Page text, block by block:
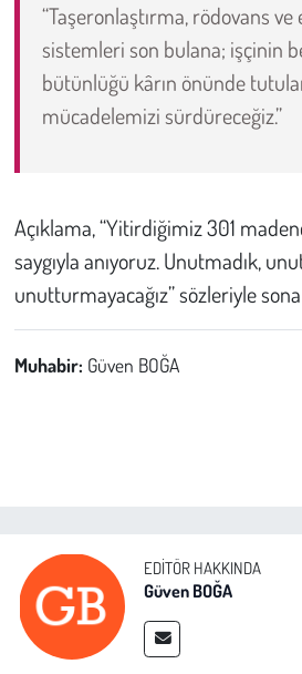
“Taşeronlaştırma, rödovans ve
sistemleri son bulana; işçinin
bütünlüğü kârın önünde
mücadelemizi sürdüreceğiz.”
Açıklama, “Yitirdiğimiz 301
saygıyla anıyoruz. Unutmadık,
unutturmayacağız” sözleriyle
Muhabir: Güven BOĞA
EDITÖR HAKKINDA
Güven BOĞA